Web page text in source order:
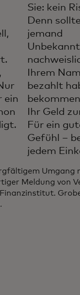
ein
Sie: kein
Denn sollte
jemand
Ihrem
bezahlt
Ihr Geld
Für ein
Gefühl –
jedem
Umgang
Meldung von